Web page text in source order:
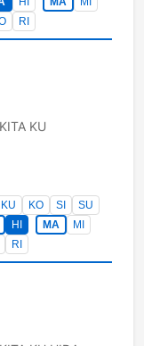
RI
KU
KU KO SI
SU
HI MA
MI
RI